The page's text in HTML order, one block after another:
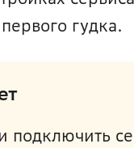
гудка.
подключить